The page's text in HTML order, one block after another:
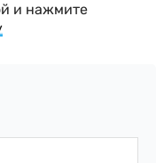
и нажмите